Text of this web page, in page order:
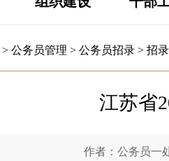
> 公务员管理 > 公务员招录 > 招
江苏省
作者：公务员